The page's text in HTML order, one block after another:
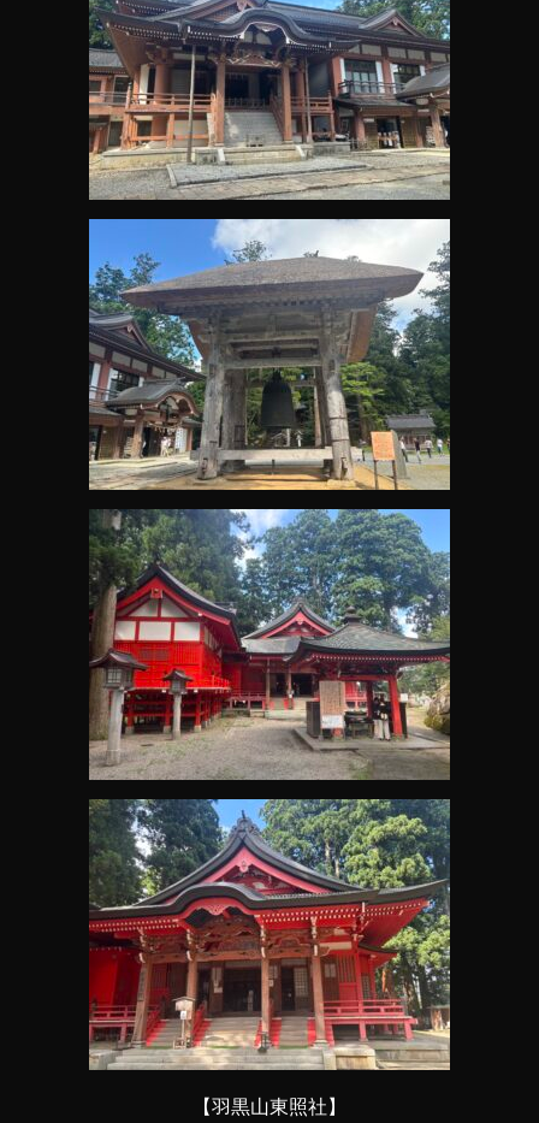
【羽黒山東照社】